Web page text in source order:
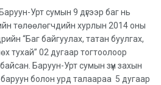
Баруун-Урт сумын 9 дүгээр баг нь
төлөөлөгчдийн хурлын 2014 оны
“Баг байгуулах, татан буулгах,
тухай” 02 дугаар тогтоолоор
Баруун-Урт сумын зүүн захын
болон урд талаараа 5 дугаар